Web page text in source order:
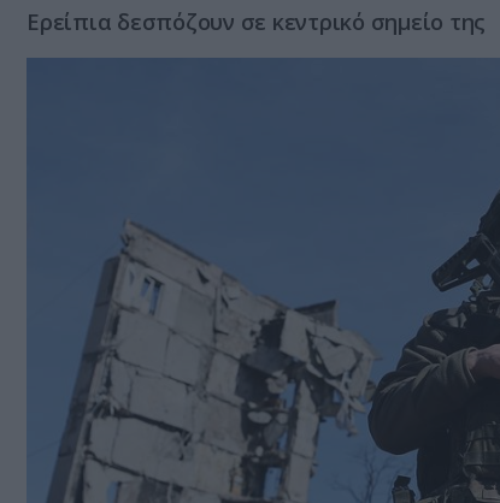
Ερείπια δεσπόζουν σε κεντρικό σημείο της